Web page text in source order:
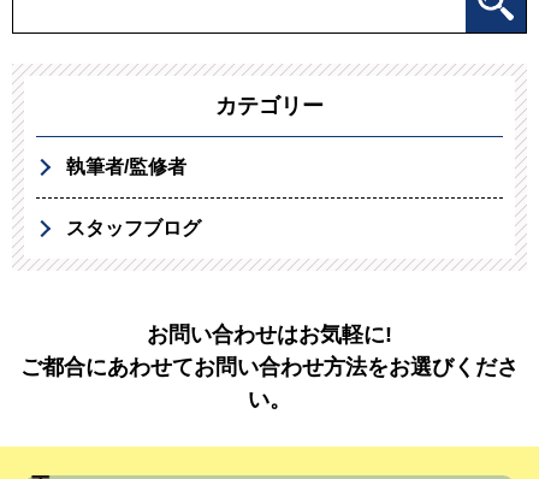
カテゴリー
執筆者/監修者
スタッフブログ
お問い合わせはお気軽に!
ご都合にあわせてお問い合わせ方法をお選びくださ
い。